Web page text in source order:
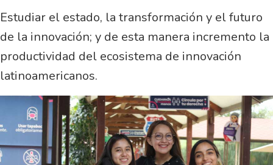
Estudiar el estado, la transformación y el futuro
de la innovación; y de esta manera incremento la
productividad del ecosistema de innovación
latinoamericanos.